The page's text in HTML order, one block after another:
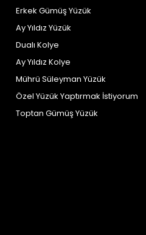
Erkek Gümüş Yüzük
Ay Yıldız Yüzük
Dualı Kolye
Ay Yıldız Kolye
Mührü Süleyman Yüzük
Özel Yüzük Yaptırmak İstiyorum
Toptan Gümüş Yüzük